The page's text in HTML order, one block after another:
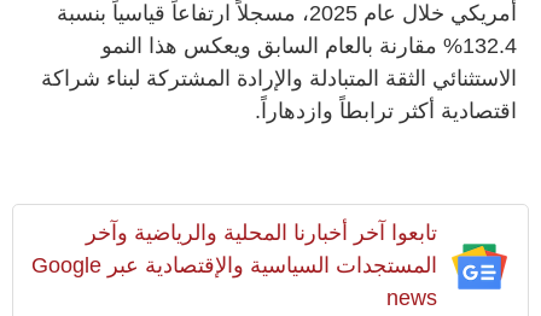
أمريكي خلال عام 2025، مسجلاً ارتفاعاً قياسياً بنسبة
132.4% مقارنة بالعام السابق ويعكس هذا النمو
الاستثنائي الثقة المتبادلة والإرادة المشتركة لبناء شراكة
اقتصادية أكثر ترابطاً وازدهاراً.
تابعوا آخر أخبارنا المحلية والرياضية وآخر
المستجدات السياسية والإقتصادية عبر Google
news